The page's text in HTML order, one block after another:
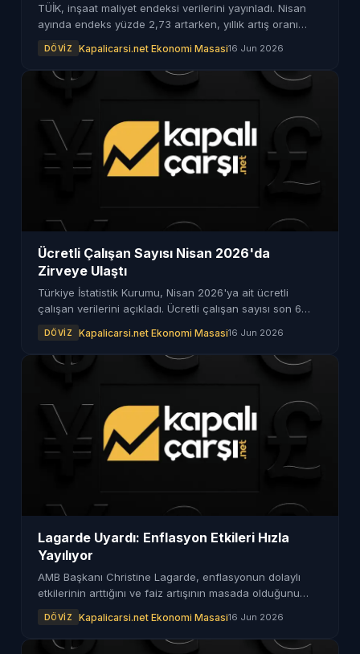
TÜİK, inşaat maliyet endeksi verilerini yayınladı. Nisan
ayında endeks yüzde 2,73 artarken, yıllık artış oranı
DÖVIZ Kapalicarsi.net Ekonomi Masasi16 Jun 2026
Ücretli Çalışan Sayısı Nisan 2026'da
Zirveye Ulaştı
Türkiye İstatistik Kurumu, Nisan 2026'ya ait ücretli
çalışan verilerini açıkladı. Ücretli çalışan sayısı son 6
DÖVIZ Kapalicarsi.net Ekonomi Masasi16 Jun 2026
Lagarde Uyardı: Enflasyon Etkileri Hızla
Yayılıyor
AMB Başkanı Christine Lagarde, enflasyonun dolaylı
etkilerinin arttığını ve faiz artışının masada olduğunu
DÖVIZ Kapalicarsi.net Ekonomi Masasi16 Jun 2026